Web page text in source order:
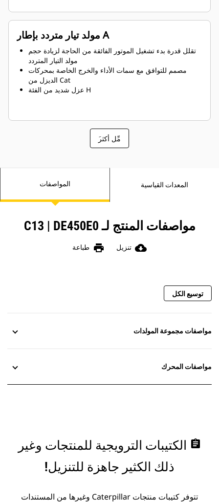
مولد تيار متردد بإطار A
تقلل قدرة بدء تشغيل الموتور الفائقة من الحاجة لزيادة حجم
مولد التيار المتردد
مصمم للتوافق مع سمات الأداء والخرج الخاصة بمحركات
الديزل من Cat
عزل شديد من الفئة H
َمِّل أكثر
المواصفات المعدات القياسية
مواصفات المنتج لـ C13 | DE450E0
cloud_download تنزيل print طباعة
توسيع الكل
مواصفات مجموعة المولدات
مواصفات المحرك
assignment الكتيبات الترويجية للمنتجات وغير
ذلك الكثير جاهزة للتنزيل!
تتوفر كتيبات منتجات Caterpillar وغيرها من المستندات